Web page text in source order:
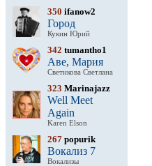
350 ifanow2
Город
Кукин Юрий
342 tumantho1
Аве, Мария
Светикова Светлана
323 Marinajazz
Well Meet
Again
Karen Elson
267 popurik
Вокализ 7
Вокализы